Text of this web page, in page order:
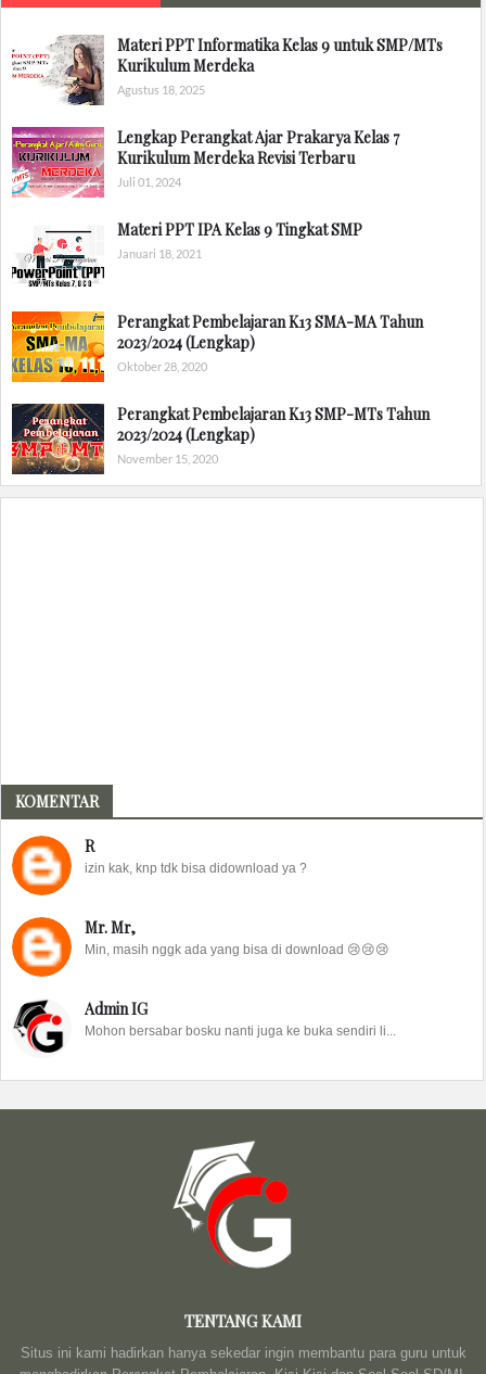
Materi PPT Informatika Kelas 9 untuk SMP/MTs
Kurikulum Merdeka
Agustus 18, 2025
Lengkap Perangkat Ajar Prakarya Kelas 7
Kurikulum Merdeka Revisi Terbaru
Juli 01, 2024
Materi PPT IPA Kelas 9 Tingkat SMP
Januari 18, 2021
Perangkat Pembelajaran K13 SMA-MA Tahun
2023/2024 (Lengkap)
Oktober 28, 2020
Perangkat Pembelajaran K13 SMP-MTs Tahun
2023/2024 (Lengkap)
November 15, 2020
KOMENTAR
R
izin kak, knp tdk bisa didownload ya ?
Mr. Mr,
Min, masih nggk ada yang bisa di download 😢😢😢
Admin IG
Mohon bersabar bosku nanti juga ke buka sendiri li...
TENTANG KAMI
Situs ini kami hadirkan hanya sekedar ingin membantu para guru untuk